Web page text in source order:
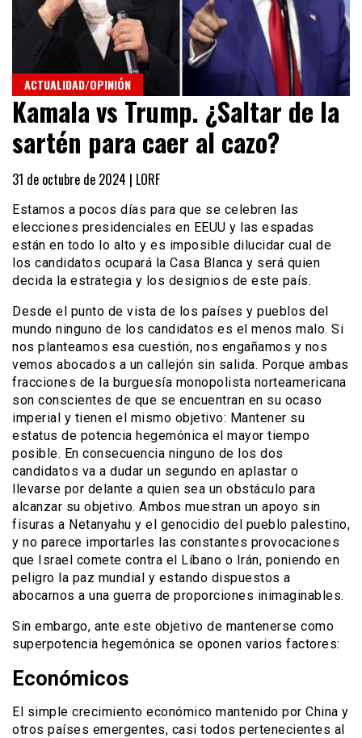
ACTUALIDAD/OPINIÓN
Kamala vs Trump. ¿Saltar de la
sartén para caer al cazo?
31 de octubre de 2024 | LORF
Estamos a pocos días para que se celebren las
elecciones presidenciales en EEUU y las espadas
están en todo lo alto y es imposible dilucidar cual de
los candidatos ocupará la Casa Blanca y será quien
decida la estrategia y los designios de este país.
Desde el punto de vista de los países y pueblos del
mundo ninguno de los candidatos es el menos malo. Si
nos planteamos esa cuestión, nos engañamos y nos
vemos abocados a un callejón sin salida. Porque ambas
fracciones de la burguesía monopolista norteamericana
son conscientes de que se encuentran en su ocaso
imperial y tienen el mismo objetivo: Mantener su
estatus de potencia hegemónica el mayor tiempo
posible. En consecuencia ninguno de los dos
candidatos va a dudar un segundo en aplastar o
llevarse por delante a quien sea un obstáculo para
alcanzar su objetivo. Ambos muestran un apoyo sin
fisuras a Netanyahu y el genocidio del pueblo palestino,
y no parece importarles las constantes provocaciones
que Israel comete contra el Líbano o Irán, poniendo en
peligro la paz mundial y estando dispuestos a
abocarnos a una guerra de proporciones inimaginables.
Sin embargo, ante este objetivo de mantenerse como
superpotencia hegemónica se oponen varios factores:
Económicos
El simple crecimiento económico mantenido por China y
otros países emergentes, casi todos pertenecientes al